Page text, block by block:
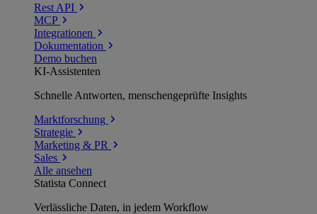
Rest API
MCP
Integrationen
Dokumentation
Demo buchen
KI-Assistenten
Schnelle Antworten, menschengeprüfte Insights
Marktforschung
Strategie
Marketing & PR
Sales
Alle ansehen
Statista Connect
Verlässliche Daten, in jedem Workflow